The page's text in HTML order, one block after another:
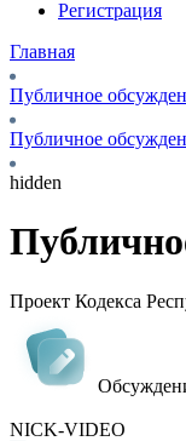
Регистрация
Главная
Публичное
Публичное
hidden
Проект Кодекса
NICK-VIDEO